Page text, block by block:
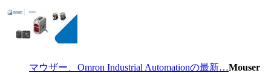
マウザー、Omron Industrial Automationの最新…Mouser